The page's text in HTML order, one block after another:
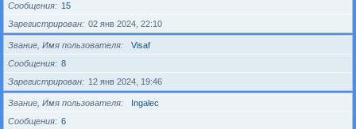
Сообщения
15
Зарегистрирован
02 янв 2024, 22:10
Звание, Имя пользователя
Visaf
Сообщения
8
Зарегистрирован
12 янв 2024, 19:46
Звание, Имя пользователя
Ingalec
Сообщения
6